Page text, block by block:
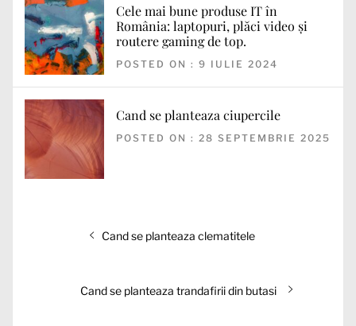
Cele mai bune produse IT în
România: laptopuri, plăci video și
routere gaming de top.
POSTED ON : 9 IULIE 2024
Cand se planteaza ciupercile
POSTED ON : 28 SEPTEMBRIE 2025
Articolul
Cand se planteaza clematitele
Articolul
Cand se planteaza trandafirii din butasi